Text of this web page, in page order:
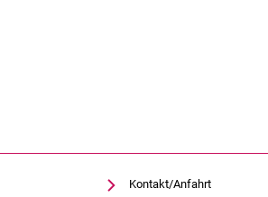
Kontakt/Anfahrt